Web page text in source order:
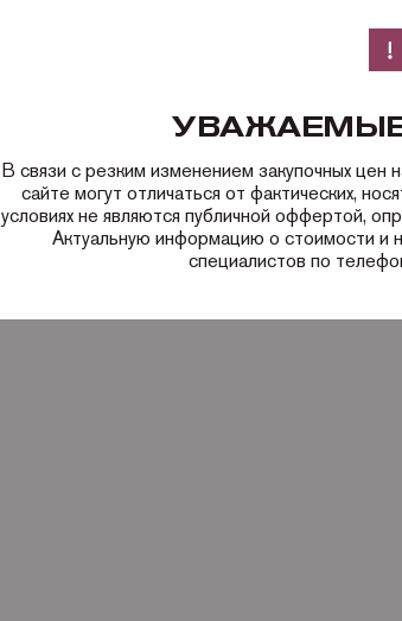
В связи с резким изменением закупочных цен
сайте могут отличаться от фактических,
условиях не являются публичной оффертой,
Актуальную информацию о стоимости и
специалистов по